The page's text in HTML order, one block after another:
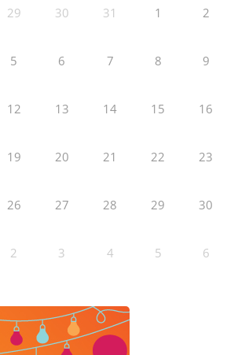
29 30 31 1 2
5 6 7 8 9
12 13 14 15 16
19 20 21 22 23
26 27 28 29 30
2 3 4 5 6